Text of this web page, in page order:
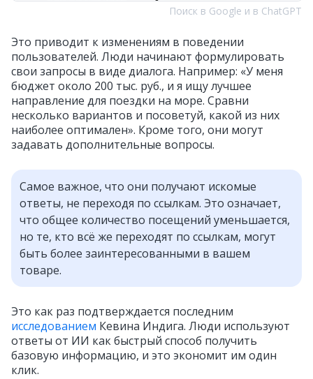
Поиск в Google и в ChatGPT
Это приводит к изменениям в поведении
пользователей. Люди начинают формулировать
свои запросы в виде диалога. Например: «У меня
бюджет около 200 тыс. руб., и я ищу лучшее
направление для поездки на море. Сравни
несколько вариантов и посоветуй, какой из них
наиболее оптимален». Кроме того, они могут
задавать дополнительные вопросы.
Самое важное, что они получают искомые
ответы, не переходя по ссылкам. Это означает,
что общее количество посещений уменьшается,
но те, кто всё же переходят по ссылкам, могут
быть более заинтересованными в вашем
товаре.
Это как раз подтверждается последним
исследованием Кевина Индига. Люди используют
ответы от ИИ как быстрый способ получить
базовую информацию, и это экономит им один
клик.